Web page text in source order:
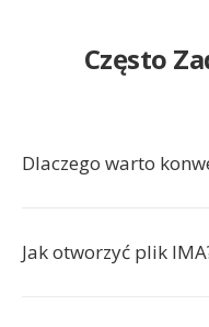
Często
Dlaczego warto
Jak otworzyć plik